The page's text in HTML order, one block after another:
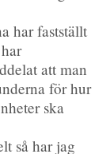
har fastställt
att man
för hur
ska
så har jag